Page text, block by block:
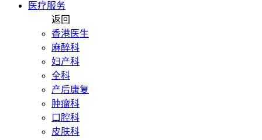
医疗服务
返回
香港医生
麻醉科
妇产科
全科
产后康复
肿瘤科
口腔科
皮肤科